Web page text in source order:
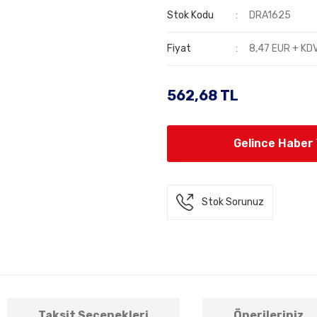
Stok Kodu DRA1625
Fiyat 8,47 EUR +
562,68 TL
Gelince Haber
Stok Sorunuz